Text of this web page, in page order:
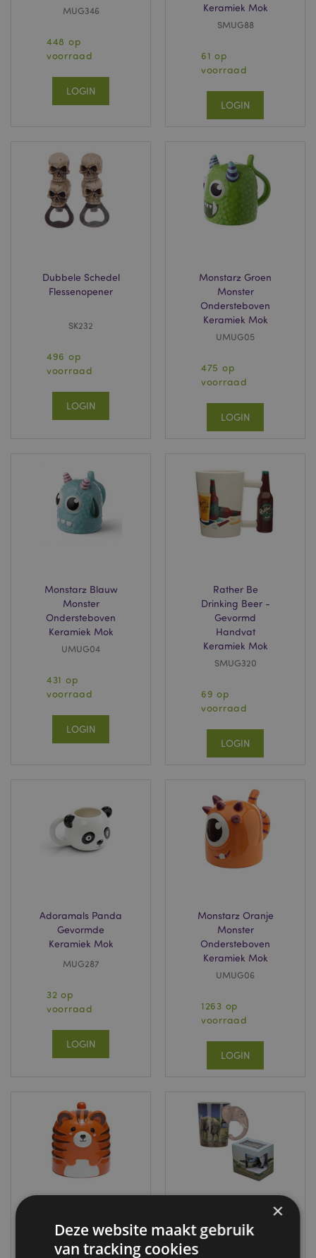
MUG346
448 op
voorraad
LOGIN
Keramiek Mok
SMUG88
61 op
voorraad
LOGIN
Dubbele Schedel
Flessenopener
SK232
496 op
voorraad
LOGIN
Monstarz Groen
Monster
Ondersteboven
Keramiek Mok
UMUG05
475 op
voorraad
LOGIN
Monstarz Blauw
Monster
Ondersteboven
Keramiek Mok
UMUG04
431 op
voorraad
LOGIN
Rather Be
Drinking Beer -
Gevormd
Handvat
Keramiek Mok
SMUG320
69 op
voorraad
LOGIN
Adoramals Panda
Gevormde
Keramiek Mok
MUG287
32 op
voorraad
LOGIN
Monstarz Oranje
Monster
Ondersteboven
Keramiek Mok
UMUG06
1263 op
voorraad
LOGIN
Adoramals Tijger
Ondersteboven
Keramiek Mok
Olifant - Gevormd
×
Deze website maakt gebruik
van tracking cookies